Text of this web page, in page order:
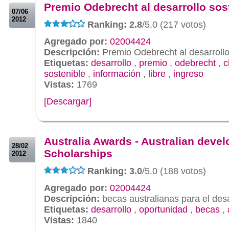
07/06
2012
Premio Odebrecht al desarrollo
Ranking: 2.8/5.0 (217 votos)
Agregado por: 02004424
Descripción: Premio Odebrecht al
Etiquetas: desarrollo , premio , odebrecht ,
sostenible , información , libre , ingreso
Vistas: 1769
[Descargar]
28/02
2012
Australia Awards - Australian
Scholarships
Ranking: 3.0/5.0 (188 votos)
Agregado por: 02004424
Descripción: becas australianas para el
Etiquetas: desarrollo , oportunidad , becas ,
Vistas: 1840